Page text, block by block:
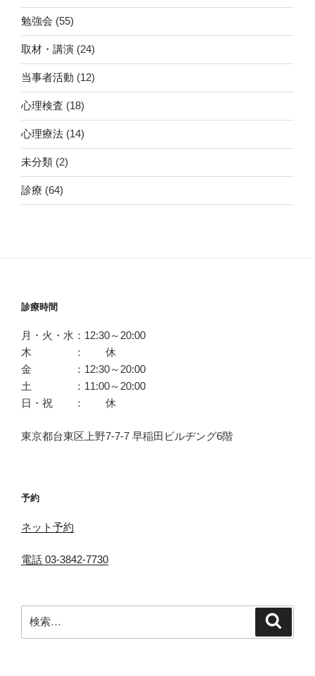
勉強会 (55)
取材・講演 (24)
当事者活動 (12)
心理検査 (18)
心理療法 (14)
未分類 (2)
診療 (64)
診療時間
月・火・水：12:30～20:00
木 ： 休
金 ：12:30～20:00
土 ：11:00～20:00
日・祝 ： 休
東京都台東区上野7-7-7 早稲田ビルヂング6階
予約
ネット予約
電話 03-3842-7730
索: